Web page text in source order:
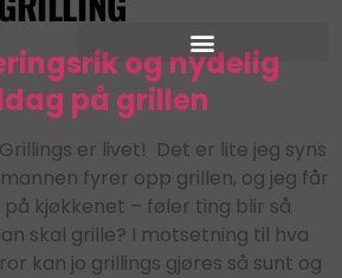
og nydelig
på grillen
er livet! Det er lite jeg syns
fyrer opp grillen, og jeg får
kjøkkenet – føler ting blir så
skal grille? I motsetning til hva
kan jo grillings gjøres så sunt og